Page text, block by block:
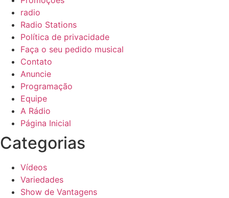
radio
Radio Stations
Política de privacidade
Faça o seu pedido musical
Contato
Anuncie
Programação
Equipe
A Rádio
Página Inicial
Categorias
Vídeos
Variedades
Show de Vantagens